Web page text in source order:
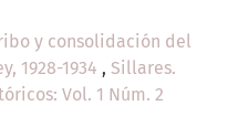
y consolidación del
1928-1934 , Sillares.
Vol. 1 Núm. 2